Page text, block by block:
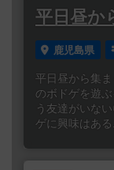
平日昼か
鹿児島県
平日昼から集
のボドゲを遊
う友達がいな
ゲに興味はある